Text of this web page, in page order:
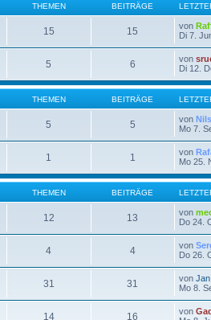
THEMEN BEITRÄGE
15 15 von
Di 7.
5 6 von
Di 12.
THEMEN BEITRÄGE
5 5 von
Mo 7.
1 1 von
Mo 25.
THEMEN BEITRÄGE
12 13 von
Do 24.
4 4 von
Do 26.
31 31 von
Mo 8.
14 16 von